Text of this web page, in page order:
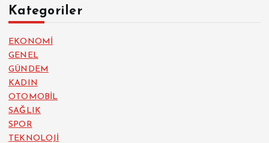
Kategoriler
EKONOMİ
GENEL
GÜNDEM
KADIN
OTOMOBİL
SAĞLIK
SPOR
TEKNOLOJİ